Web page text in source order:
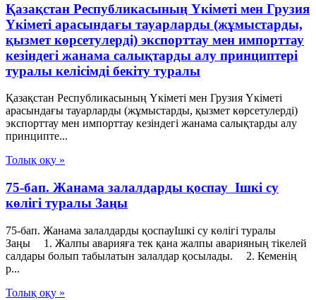
Қазақстан Республикасының Үкіметі мен Грузия
Үкіметі арасындағы тауарларды (жұмыстарды,
қызмет көрсетулерді) экспорттау мен импорттау
кезіндегі жанама салықтарды алу принциптері
туралы келісімді бекіту туралы
Қазақстан Республикасының Үкіметі мен Грузия Үкіметі
арасындағы тауарларды (жұмыстарды, қызмет көрсетулерді)
экспорттау мен импорттау кезіндегі жанама салықтарды алу
принципте...
Толық оқу »
75-бап. Жанама залалдарды қоспау Iшкi су
көлiгi туралы Заңы
75-бап. Жанама залалдарды қоспауIшкi су көлiгi туралы
Заңы 1. Жалпы аварияға тек қана жалпы аварияның тiкелей
салдары болып табылатын залалдар қосылады. 2. Кеменiң
р...
Толық оқу »